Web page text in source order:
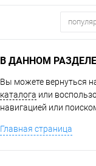
В ДАННОМ
Вы можете вернуться
каталога или
навигацией или
Главная страница